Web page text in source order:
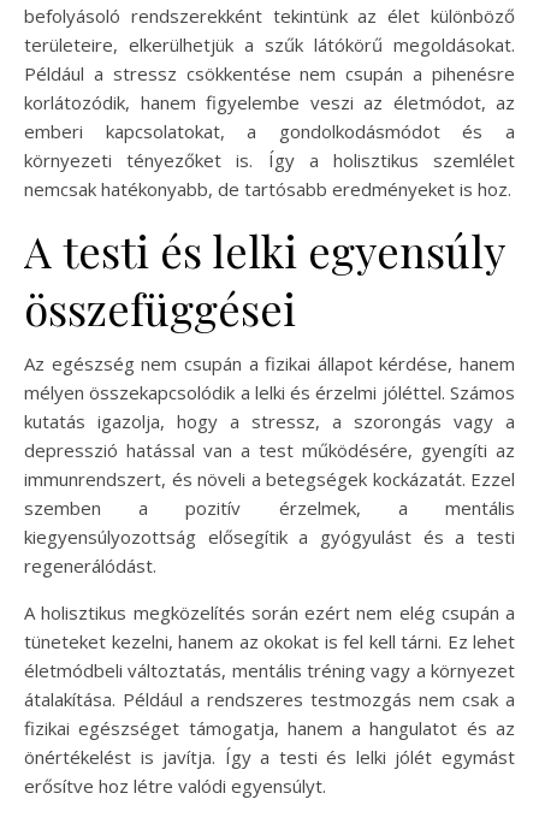
befolyásoló rendszerekként tekintünk az élet különböző
területeire, elkerülhetjük a szűk látókörű megoldásokat.
Például a stressz csökkentése nem csupán a pihenésre
korlátozódik, hanem figyelembe veszi az életmódot, az
emberi kapcsolatokat, a gondolkodásmódot és a
környezeti tényezőket is. Így a holisztikus szemlélet
nemcsak hatékonyabb, de tartósabb eredményeket is hoz.
A testi és lelki egyensúly
összefüggései
Az egészség nem csupán a fizikai állapot kérdése, hanem
mélyen összekapcsolódik a lelki és érzelmi jóléttel. Számos
kutatás igazolja, hogy a stressz, a szorongás vagy a
depresszió hatással van a test működésére, gyengíti az
immunrendszert, és növeli a betegségek kockázatát. Ezzel
szemben a pozitív érzelmek, a mentális
kiegyensúlyozottság elősegítik a gyógyulást és a testi
regenerálódást.
A holisztikus megközelítés során ezért nem elég csupán a
tüneteket kezelni, hanem az okokat is fel kell tárni. Ez lehet
életmódbeli változtatás, mentális tréning vagy a környezet
átalakítása. Például a rendszeres testmozgás nem csak a
fizikai egészséget támogatja, hanem a hangulatot és az
önértékelést is javítja. Így a testi és lelki jólét egymást
erősítve hoz létre valódi egyensúlyt.